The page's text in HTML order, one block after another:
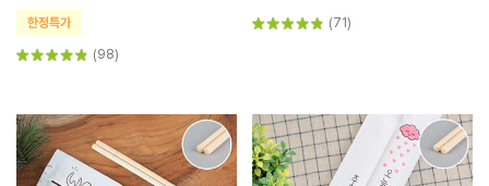
(98)
(71)